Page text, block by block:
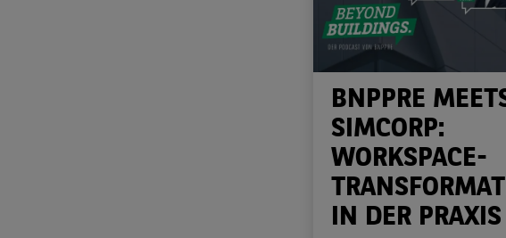
BNPPRE
SIMCORP:
WORKSPACE-
IN DER PRAXIS